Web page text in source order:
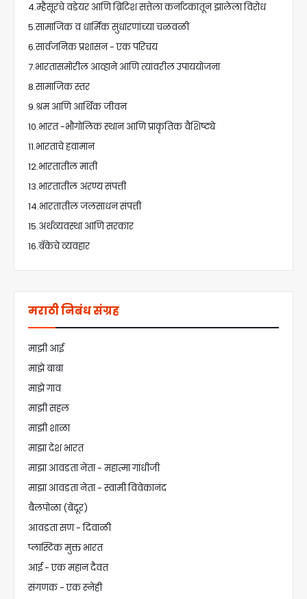
4.म्हैसूरचे वडेयर आणि ब्रिटिश सत्तेला कर्नाटकातून झालेला विरोध
5.सामाजिक व धार्मिक सुधारणांच्या चळवळी
6.सार्वजनिक प्रशासन - एक परिचय
7.भारतासमोरील आव्हाने आणि त्यांवरील उपाययोजना
8.सामाजिक स्तर
9.श्रम आणि आर्थिक जीवन
10.भारत -भौगोलिक स्थान आणि प्राकृतिक वैशिष्ट्ये
11.भारताचे हवामान
12.भारतातील माती
13.भारतातील अरण्य संपत्ती
14.भारतातील जलसाधन संपत्ती
15.अर्थव्यवस्था आणि सरकार
16.बँकेचे व्यवहार
मराठी निबंध संग्रह
माझी आई
माझे बाबा
माझे गाव
माझी सहल
माझी शाळा
माझा देश भारत
माझा आवडता नेता - महात्मा गांधीजी
माझा आवडता नेता - स्वामी विवेकानंद
बैलपोळा (बेंदूर)
आवडता सण - दिवाळी
प्लास्टिक मुक्त भारत
आई - एक महान दैवत
संगणक - एक स्नेही